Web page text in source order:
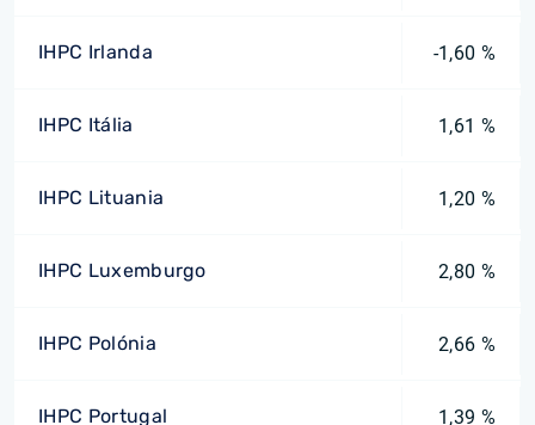
IHPC Irlanda -1,60 %
IHPC Itália 1,61 %
IHPC Lituania 1,20 %
IHPC Luxemburgo 2,80 %
IHPC Polónia 2,66 %
IHPC Portugal 1,39 %